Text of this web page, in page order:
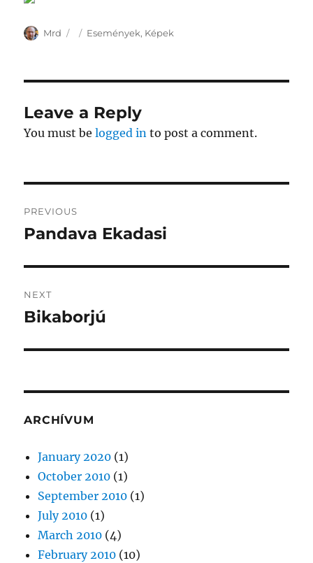
Author
Mrd
Posted
Categories
Események, Képek
Leave a Reply
You must belogged in to post a comment.
navigation
PREVIOUS
Previous
Pandava Ekadasi
NEXT
Next
Bikaborjú
ARCHÍVUM
January 2020 (1)
October 2010 (1)
September 2010 (1)
July 2010 (1)
March 2010 (4)
February 2010 (10)